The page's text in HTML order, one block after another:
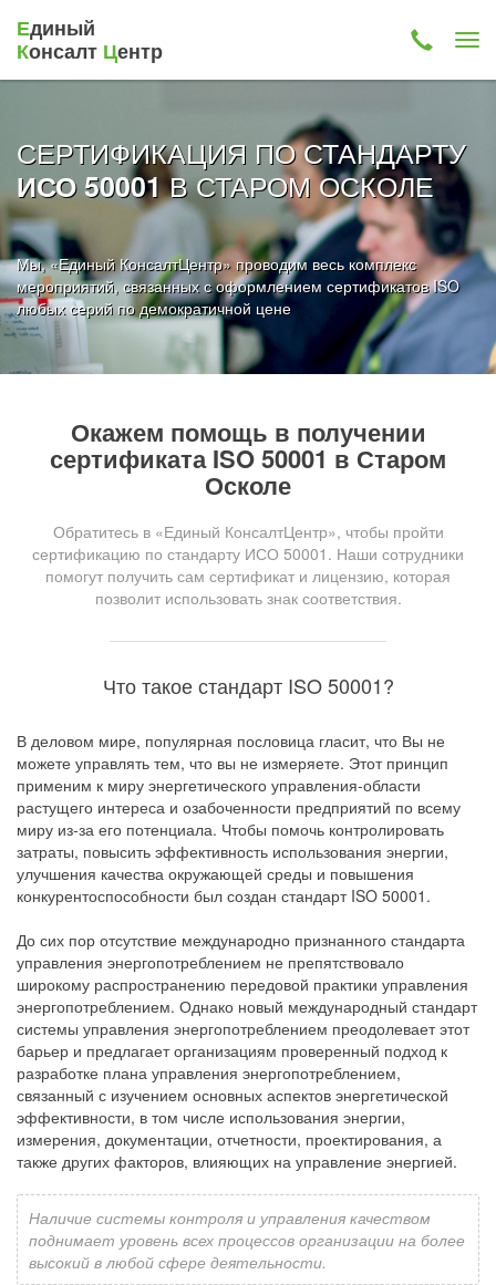
Единый
Консалт Центр
СЕРТИФИКАЦИЯ ПО СТАНДАРТУ
ИСО 50001В СТАРОМ ОСКОЛЕ
Мы, «Единый КонсалтЦентр» проводим весь комплекс
мероприятий, связанных с оформлением сертификатов ISO
любых серий по демократичной цене
Окажем помощь в получении
сертификата ISO 50001 в Старом
Осколе
Обратитесь в «Единый КонсалтЦентр», чтобы пройти
сертификацию по стандарту ИСО 50001. Наши сотрудники
помогут получить сам сертификат и лицензию, которая
позволит использовать знак соответствия.
Что такое стандарт ISO 50001?
В деловом мире, популярная пословица гласит, что Вы не
можете управлять тем, что вы не измеряете. Этот принцип
применим к миру энергетического управления-области
растущего интереса и озабоченности предприятий по всему
миру из-за его потенциала. Чтобы помочь контролировать
затраты, повысить эффективность использования энергии,
улучшения качества окружающей среды и повышения
конкурентоспособности был создан стандарт ISO 50001.
До сих пор отсутствие международно признанного стандарта
управления энергопотреблением не препятствовало
широкому распространению передовой практики управления
энергопотреблением. Однако новый международный стандарт
системы управления энергопотреблением преодолевает этот
барьер и предлагает организациям проверенный подход к
разработке плана управления энергопотреблением,
связанный с изучением основных аспектов энергетической
эффективности, в том числе использования энергии,
измерения, документации, отчетности, проектирования, а
также других факторов, влияющих на управление энергией.
Наличие системы контроля и управления качеством
поднимает уровень всех процессов организации на более
высокий в любой сфере деятельности.